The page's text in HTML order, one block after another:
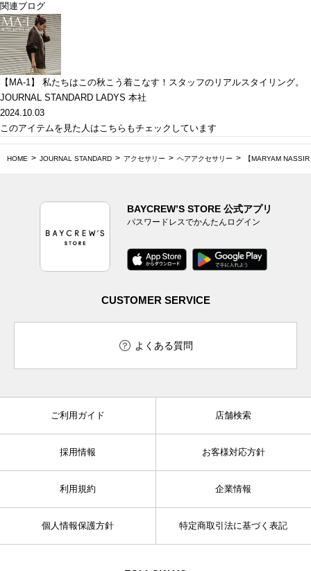
関連ブログ
【MA-1】 私たちはこの秋こう着こなす！スタッフのリアルスタイリング。
JOURNAL STANDARD LADYS 本社
2024.10.03
このアイテムを見た人はこちらもチェックしています
HOME JOURNAL STANDARD アクセサリー ヘアアクセサリー 【MARYAM
BAYCREW’S STORE 公式アプリ
パスワードレスでかんたんログイン
CUSTOMER SERVICE
よくある質問
ご利用ガイド 店舗検索
採用情報 お客様対応方針
利用規約 企業情報
個人情報保護方針 特定商取引法に基づく表記